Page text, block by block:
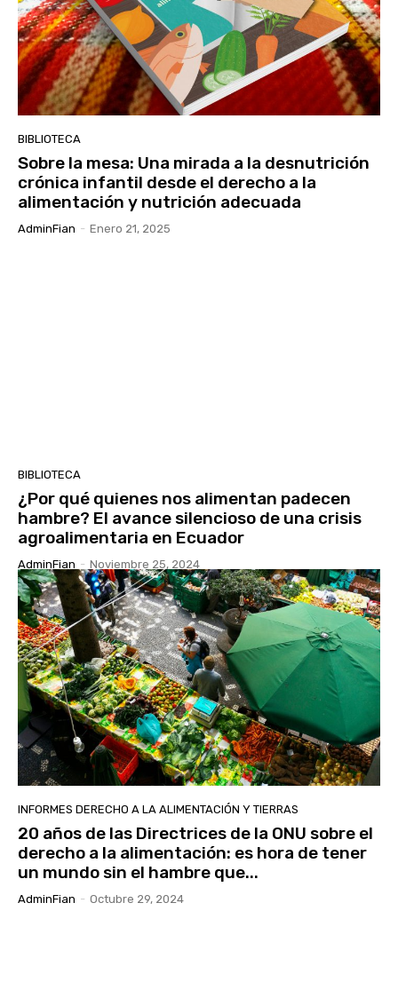
BIBLIOTECA
Sobre la mesa: Una mirada a la desnutrición
crónica infantil desde el derecho a la
alimentación y nutrición adecuada
AdminFian - Enero 21, 2025
BIBLIOTECA
¿Por qué quienes nos alimentan padecen
hambre? El avance silencioso de una crisis
agroalimentaria en Ecuador
AdminFian - Noviembre 25, 2024
INFORMES DERECHO A LA ALIMENTACIÓN Y TIERRAS
20 años de las Directrices de la ONU sobre el
derecho a la alimentación: es hora de tener
un mundo sin el hambre que...
AdminFian - Octubre 29, 2024